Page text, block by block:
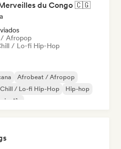
du Congo 🇨🇬
Afropop
/ Lo-fi Hip-Hop
Afrobeat / Afropop
Chill / Lo-fi Hip-Hop
Hip-hop
inglês